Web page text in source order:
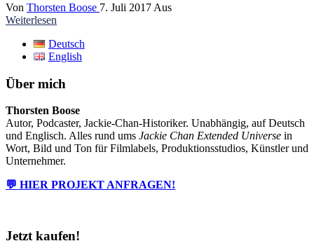
Von Thorsten Boose 7. Juli 2017 Aus
Weiterlesen
Deutsch
English
Über mich
Thorsten Boose
Autor, Podcaster, Jackie-Chan-Historiker. Unabhängig, auf Deutsch
und Englisch. Alles rund ums Jackie Chan Extended Universe in
Wort, Bild und Ton für Filmlabels, Produktionsstudios, Künstler und
Unternehmer.
💬 HIER PROJEKT ANFRAGEN!
Jetzt kaufen!